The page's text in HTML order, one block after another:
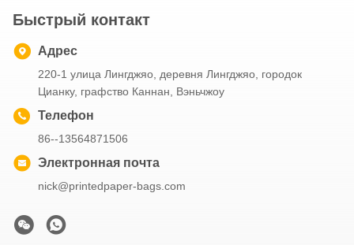
Быстрый контакт
Адрес
220-1 улица Лингджяо, деревня Лингджяо, городок
Цианку, графство Каннан, Вэньчжоу
Телефон
86--13564871506
Электронная почта
nick@printedpaper-bags.com